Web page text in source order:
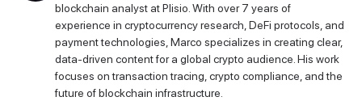
blockchain analyst at Plisio. With over 7 years of
experience in cryptocurrency research, DeFi protocols, and
payment technologies, Marco specializes in creating clear,
data-driven content for a global crypto audience. His work
focuses on transaction tracing, crypto compliance, and the
future of blockchain infrastructure.